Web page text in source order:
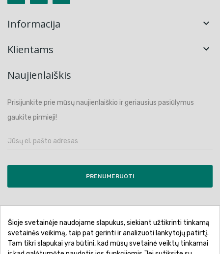
Informacija 
Klientams 
Naujienlaiškis
Prisijunkite prie mūsų naujienlaiškio ir geriausius pasiūlymus
gaukite pirmieji!
PRENUMERUOTI
Pirkimo sąlygos ir taisyklės
Privatumo politika
Garantinis aptarnavimas
Prekių pristatymas
Šioje svetainėje naudojame slapukus, siekiant užtikrinti tinkamą
svetainės veikimą, taip pat gerinti ir analizuoti lankytojų patirtį.
Tam tikri slapukai yra būtini, kad mūsų svetainė veiktų tinkamai